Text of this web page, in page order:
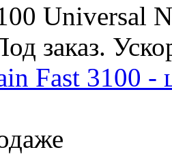
Universal
заказ.
Fast 3100 -